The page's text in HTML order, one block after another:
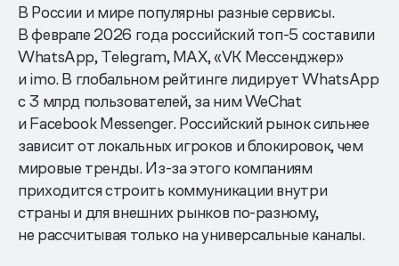
В России и мире популярны разные сервисы.
В феврале 2026 года российский топ-5 составили
WhatsApp, Telegram, MAX, «VK Мессенджер»
и imo. В глобальном рейтинге лидирует WhatsApp
с 3 млрд пользователей, за ним WeChat
и Facebook Messenger. Российский рынок сильнее
зависит от локальных игроков и блокировок, чем
мировые тренды. Из-за этого компаниям
приходится строить коммуникации внутри
страны и для внешних рынков по-разному,
не рассчитывая только на универсальные каналы.